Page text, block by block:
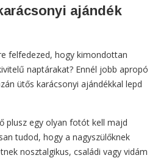
ajándék
felfedezed, hogy kimondottan
naptárakat? Ennél jobb apropó
ütős karácsonyi ajándékkal lepd
plusz egy olyan fotót kell majd
tudod, hogy a nagyszülőknek
nosztalgikus, családi vagy vidám